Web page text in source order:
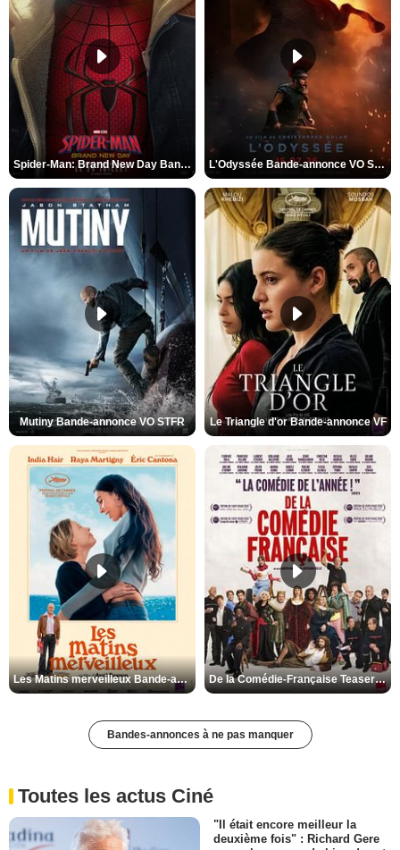
Spider-Man: Brand New Day Bande-annonce VO STFR L'Odyssée Bande-annonce VO STFR
Mutiny Bande-annonce VO STFR Le Triangle d'or Bande-annonce VF
Les Matins merveilleux Bande-annonce VF De la Comédie-Française Teaser VF
Bandes-annonces à ne pas manquer
Toutes les actus Ciné
"Il était encore meilleur la
deuxième fois" : Richard Gere